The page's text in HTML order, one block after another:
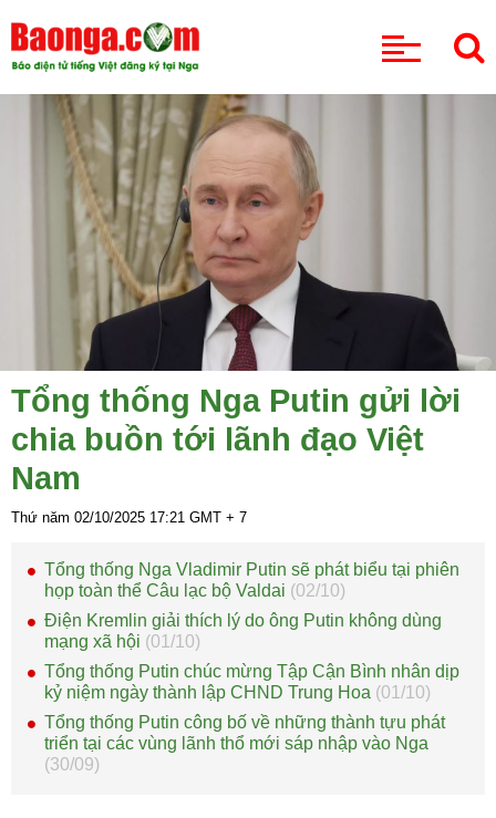
Tổng thống Nga Putin gửi lời
chia buồn tới lãnh đạo Việt
Nam
Thứ năm 02/10/2025 17:21 GMT + 7
Tổng thống Nga Vladimir Putin sẽ phát biểu tại phiên
họp toàn thể Câu lạc bộ Valdai (02/10)
Điện Kremlin giải thích lý do ông Putin không dùng
mạng xã hội (01/10)
Tổng thống Putin chúc mừng Tập Cận Bình nhân dịp
kỷ niệm ngày thành lập CHND Trung Hoa (01/10)
Tổng thống Putin công bố về những thành tựu phát
triển tại các vùng lãnh thổ mới sáp nhập vào Nga
(30/09)